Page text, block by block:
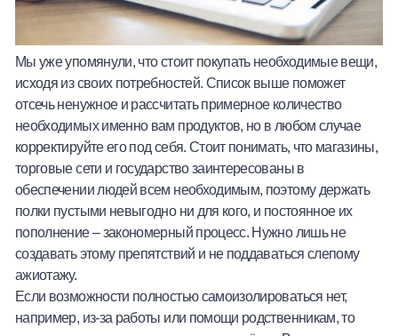
Мы уже упомянули, что стоит покупать необходимые вещи,
исходя из своих потребностей. Список выше поможет
отсечь ненужное и рассчитать примерное количество
необходимых именно вам продуктов, но в любом случае
корректируйте его под себя. Стоит понимать, что магазины,
торговые сети и государство заинтересованы в
обеспечении людей всем необходимым, поэтому держать
полки пустыми невыгодно ни для кого, и постоянное их
пополнение – закономерный процесс. Нужно лишь не
создавать этому препятствий и не поддаваться слепому
ажиотажу.
Если возможности полностью самоизолироваться нет,
например, из-за работы или помощи родственникам, то